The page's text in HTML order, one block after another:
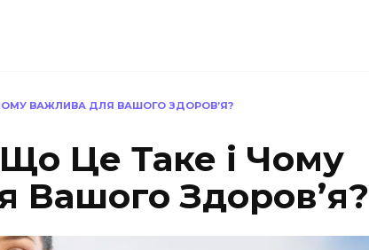
ВАЖЛИВА ДЛЯ ВАШОГО ЗДОРОВ’Я?
Що Це Таке і Чому
Вашого Здоров’я?